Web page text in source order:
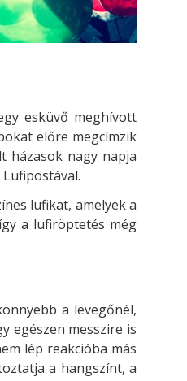
esküvő meghívott
előre megcímzik
házasok nagy napja
lufikat, amelyek a
a lufiröptetés még
a levegőnél,
egészen messzire is
lép reakcióba más
a hangszínt, a